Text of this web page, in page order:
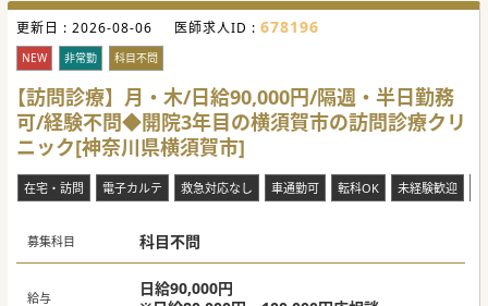
更新日 : 2026-08-06 医師求人ID : 678196
NEW 非常勤 科目不問
【訪問診療】月・木/日給90,000円/隔週・半日勤務
可/経験不問◆開院3年目の横須賀市の訪問診療クリ
ニック[神奈川県横須賀市]
在宅・訪問 電子カルテ 救急対応なし 車通勤可 転科OK 未経験歓迎
募集科目 科目不問
給与
日給90,000円